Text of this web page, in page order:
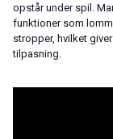
opstår under spil.
funktioner som
stropper, hvilket
tilpasning.